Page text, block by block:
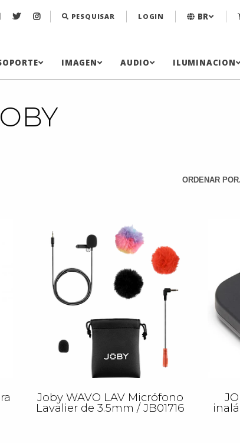
PESQUISAR LOGIN BR
IMAGEN AUDIO ILUMINACION
ORDENAR
Joby WAVO LAV Micrófono
Lavalier de 3.5mm / JB01716